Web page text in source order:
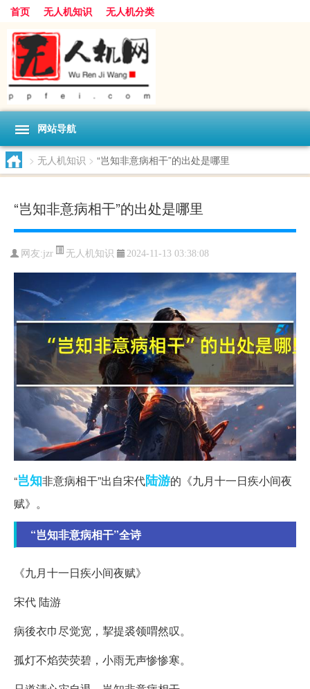
首页 无人机知识 无人机分类
网站导航
> 无人机知识 > “岂知非意病相干”的出处是哪里
“岂知非意病相干”的出处是哪里
网友:jzr 无人机知识 2024-11-13 03:38:08
“岂知非意病相干”出自宋代陆游的《九月十一日疾小间夜
赋》。
“岂知非意病相干”全诗
《九月十一日疾小间夜赋》
宋代 陆游
病後衣巾尽觉宽，挈提裘领喟然叹。
孤灯不焰荧荧碧，小雨无声惨惨寒。